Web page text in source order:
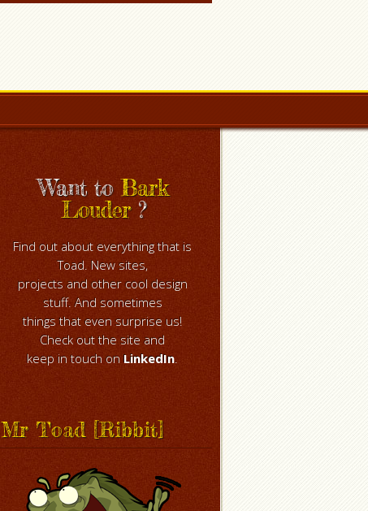
Want toBark
Louder?
Find out about everything that is
Toad. New sites,
projects and other cool design
stuff. And sometimes
things that even surprise us!
Check out the site and
keep in touch on LinkedIn.
Mr Toad [Ribbit]